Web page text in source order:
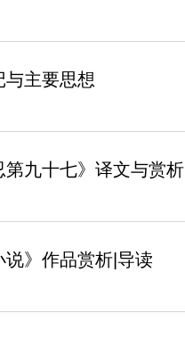
主要思想
第九十七》译文与赏析
》作品赏析|导读